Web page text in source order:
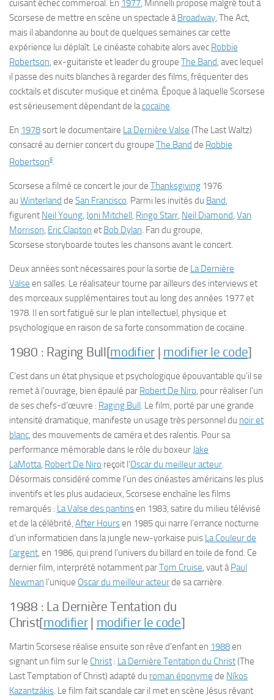
cuisant échec commercial. En 1977, Minnelli propose malgré tout à
Scorsese de mettre en scène un spectacle àBroadway, The Act,
mais il abandonne au bout de quelques semaines car cette
expérience lui déplaît. Le cinéaste cohabite alors avec Robbie
Robertson, ex-guitariste et leader du groupe The Band, avec lequel
il passe des nuits blanches à regarder des films, fréquenter des
cocktails et discuter musique et cinéma. Époque à laquelle Scorsese
est sérieusement dépendant de lacocaïne.
En 1978sort le documentaire La Dernière Valse (The Last Waltz)
consacré au dernier concert du groupe The Band de Robbie
Robertson6.
Scorsese a filmé ce concert le jour de Thanksgiving 1976
au Winterland de San Francisco. Parmi les invités du Band,
figurent Neil Young, Joni Mitchell, Ringo Starr, Neil Diamond, Van
Morrison, Eric Clapton et Bob Dylan. Fan du groupe,
Scorsese storyboarde toutes les chansons avant le concert.
Deux années sont nécessaires pour la sortie de La Dernière
Valse en salles. Le réalisateur tourne par ailleurs des interviews et
des morceaux supplémentaires tout au long des années 1977 et
1978. Il en sort fatigué sur le plan intellectuel, physique et
psychologique en raison de sa forte consommation de cocaïne.
1980 : Raging Bull[modifier| modifier le code]
C’est dans un état physique et psychologique épouvantable qu’il se
remet à l’ouvrage, bien épaulé par Robert De Niro, pour réaliser l’un
de ses chefs-d’œuvre : Raging Bull. Le film, porté par une grande
intensité dramatique, manifeste un usage très personnel du noir et
blanc, des mouvements de caméra et des ralentis. Pour sa
performance mémorable dans le rôle du boxeur Jake
LaMotta, Robert De Niro reçoit l’Oscar du meilleur acteur.
Désormais considéré comme l’un des cinéastes américains les plus
inventifs et les plus audacieux, Scorsese enchaîne les films
remarqués : La Valse des pantinsen 1983, satire du milieu télévisé
et de la célébrité, After Hoursen 1985 qui narre l’errance nocturne
d’un informaticien dans la jungle new-yorkaise puis La Couleur de
l’argent, en 1986, qui prend l’univers du billard en toile de fond. Ce
dernier film, interprété notamment parTom Cruise, vaut àPaul
Newman l’unique Oscar du meilleur acteurde sa carrière.
1988 : La Dernière Tentation du
Christ[modifier| modifier le code]
Martin Scorsese réalise ensuite son rêve d’enfant en 1988en
signant un film sur le Christ : La Dernière Tentation du Christ(The
Last Temptation of Christ) adapté du roman éponyme de Níkos
Kazantzákis. Le film fait scandale car il met en scène Jésus rêvant